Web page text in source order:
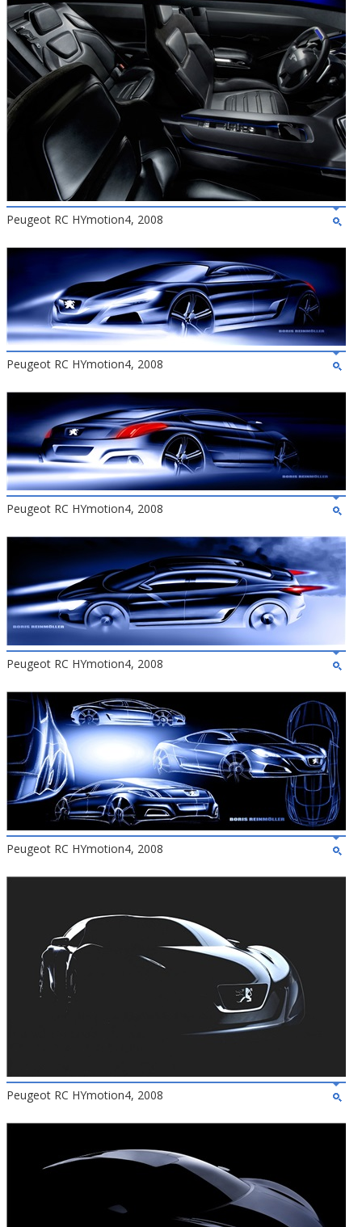
Peugeot RC HYmotion4, 2008
Peugeot RC HYmotion4, 2008
Peugeot RC HYmotion4, 2008
Peugeot RC HYmotion4, 2008
Peugeot RC HYmotion4, 2008
Peugeot RC HYmotion4, 2008